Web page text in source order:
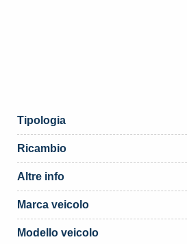
Tipologia
Ricambio
Altre info
Marca veicolo
Modello veicolo